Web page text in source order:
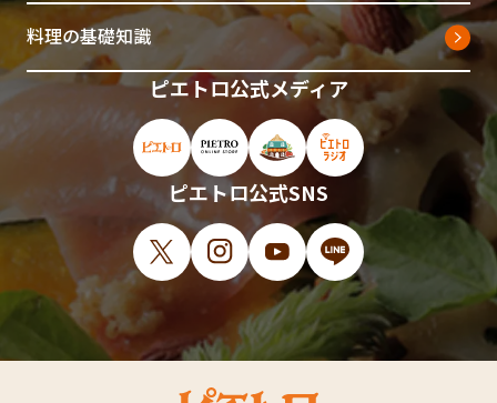
料理の基礎知識
ピエトロ公式メディア
ピエトロ公式サイト（新しいウィンドウで
ピエトロオンラインストア（新しい
ピエトロホームタウン（新
ピエトロラジオ（新
ピエトロ公式SNS
X（新しいウィンドウで開きます）
Instagram（新しいウィンドウで開
YouTube（新しいウィンド
LINE（新しいウィン